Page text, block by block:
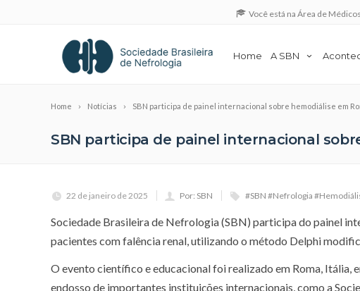
Você está na Área de Médicos
Home A SBN
Home Notícias SBN participa de painel internacional sobre hemodiálise em
SBN participa de painel internacional
22 de janeiro de 2025 Por: SBN #SBN #Nefrologia
Sociedade Brasileira de Nefrologia (SBN) participa do painel
pacientes com falência renal, utilizando o método Delphi
O evento científico e educacional foi realizado em Roma, Itália,
endosso de importantes instituições internacionais, como a